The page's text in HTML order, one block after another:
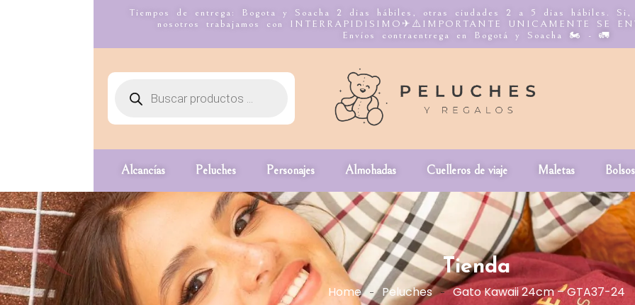
Tiempos de entrega: Bogota y Soacha 2 dias hábiles, otras ciudades 2 a 5 dias hábiles.
nosotros trabajamos con INTERRAPIDISIMO✈⚠️IMPORTANTE UNICAMENTE SE
Envíos contraentrega en Bogotá y Soacha 🏍️ - 🚛
Alcancías Peluches Personajes Almohadas Cuelleros de viaje Maletas Bolsos
Tienda
Home Peluches Gato Kawaii 24cm – GTA37-24